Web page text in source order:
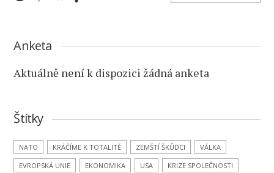
Anketa
Aktuálně není k dispozici žádná anketa
Štítky
NATO KRÁČÍME K TOTALITĚ ZEMŠTÍ ŠKŮDCI
VÁLKA
EVROPSKÁ UNIE
EKONOMIKA USA
KRIZE SPOLEČNOSTI